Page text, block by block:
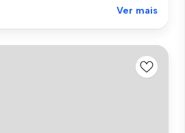
Ver mais